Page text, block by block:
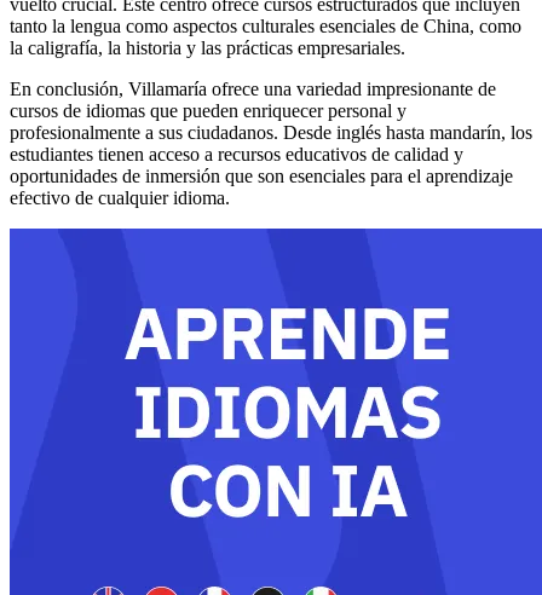
tanto la lengua como aspectos culturales esenciales de China, como
la caligrafía, la historia y las prácticas empresariales.
En conclusión, Villamaría ofrece una variedad impresionante de
cursos de idiomas que pueden enriquecer personal y
profesionalmente a sus ciudadanos. Desde inglés hasta mandarín, los
estudiantes tienen acceso a recursos educativos de calidad y
oportunidades de inmersión que son esenciales para el aprendizaje
efectivo de cualquier idioma.